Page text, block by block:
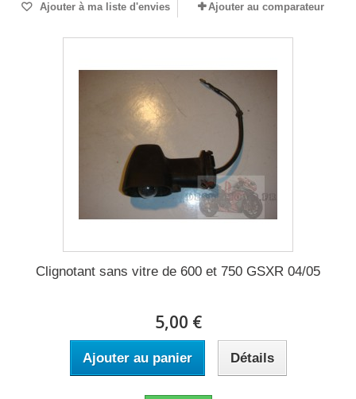
Ajouter à ma liste d'envies Ajouter au comparateur
Clignotant sans vitre de 600 et 750 GSXR 04/05
5,00 €
Ajouter au panier Détails